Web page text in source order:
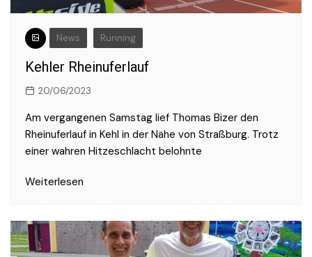
News Running
Kehler Rheinuferlauf
20/06/2023
Am vergangenen Samstag lief Thomas Bizer den
Rheinuferlauf in Kehl in der Nähe von Straßburg. Trotz
einer wahren Hitzeschlacht belohnte
Weiterlesen